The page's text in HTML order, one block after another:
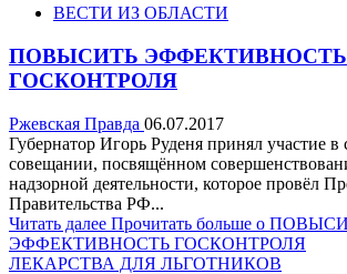
ВЕСТИ ИЗ ОБЛАСТИ
ПОВЫСИТЬ ЭФФЕКТИВНОСТЬ
ГОСКОНТРОЛЯ
Ржевская Правда 06.07.2017
Губернатор Игорь Руденя принял участие в
совещании, посвящённом
надзорной деятельности, которое провёл
Правительства РФ...
Читать далее Прочитать больше о
ЭФФЕКТИВНОСТЬ ГОСКОНТРОЛЯ
ЛЕКАРСТВА ДЛЯ ЛЬГОТНИКОВ